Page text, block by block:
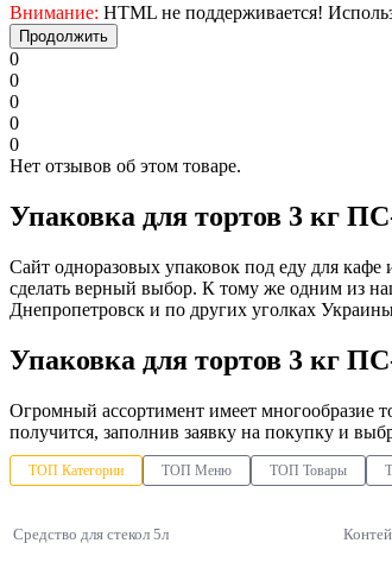
Внимание: HTML не поддерживается!
Продолжить
0
0
0
0
0
Нет отзывов об этом товаре.
Упаковка для тортов 3 кг
Сайт одноразовых упаковок под еду для кафе
сделать верный выбор. К тому же одним из
Днепропетровск и по других уголках
Упаковка для тортов 3 кг
Огромный ассортимент имеет многообразие
получится, заполнив заявку на покупку и
ТОП Категории ТОП Меню ТОП Товары
Средство для стекол 5л